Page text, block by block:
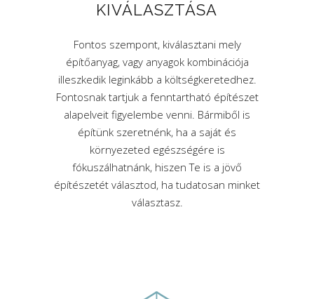
KIVÁLASZTÁSA
Fontos szempont, kiválasztani mely
építőanyag, vagy anyagok kombinációja
illeszkedik leginkább a költségkeretedhez.
Fontosnak tartjuk a fenntartható építészet
alapelveit figyelembe venni. Bármiből is
építünk szeretnénk, ha a saját és
környezeted egészségére is
fókuszálhatnánk, hiszen Te is a jövő
építészetét választod, ha tudatosan minket
választasz.